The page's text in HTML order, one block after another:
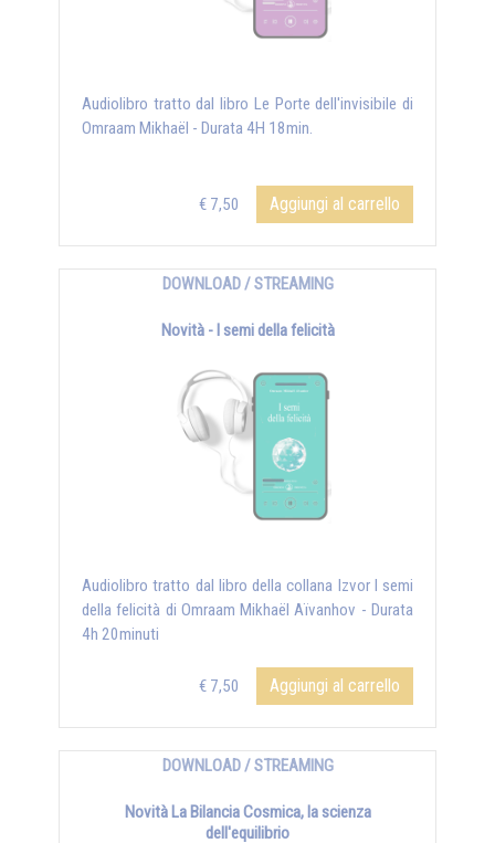
Audiolibro tratto dal libro Le Porte dell'invisibile di
Omraam Mikhaël - Durata 4H 18min.
€ 7,50 Aggiungi al carrello
DOWNLOAD / STREAMING
Novità - I semi della felicità
Audiolibro tratto dal libro della collana Izvor I semi
della felicità di Omraam Mikhaël Aïvanhov - Durata
4h 20minuti
€ 7,50 Aggiungi al carrello
DOWNLOAD / STREAMING
Novità La Bilancia Cosmica, la scienza
dell'equilibrio